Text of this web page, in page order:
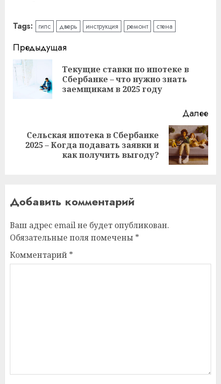
Tags: гипс дверь инструкция ремонт стена
Читать
далее
Предыдущая
Текущие ставки по ипотеке в
Сбербанке – что нужно знать
заемщикам в 2025 году
Далее
Следующая
Сельская ипотека в Сбербанке
2025 – Когда подавать заявки и
как получить выгоду?
Добавить комментарий
Ваш адрес email не будет опубликован.
Обязательные поля помечены *
Комментарий *